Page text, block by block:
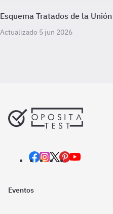
Esquema Tratados de la
Actualizado 5 jun 2026
Eventos